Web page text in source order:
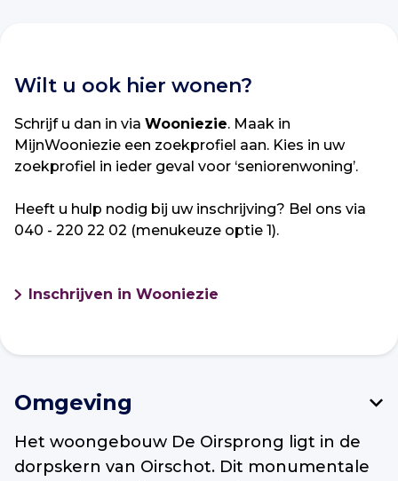
Omgeving
Het woongebouw De Oirsprong ligt in de
dorpskern van Oirschot. Dit monumentale
Wilt u ook hier wonen?
Schrijf u dan in via Wooniezie. Maak in
MijnWooniezie een zoekprofiel aan. Kies in uw
zoekprofiel in ieder geval voor ‘seniorenwoning’.
Heeft u hulp nodig bij uw inschrijving? Bel ons via
040 - 220 22 02 (menukeuze optie 1).
Inschrijven in Wooniezie